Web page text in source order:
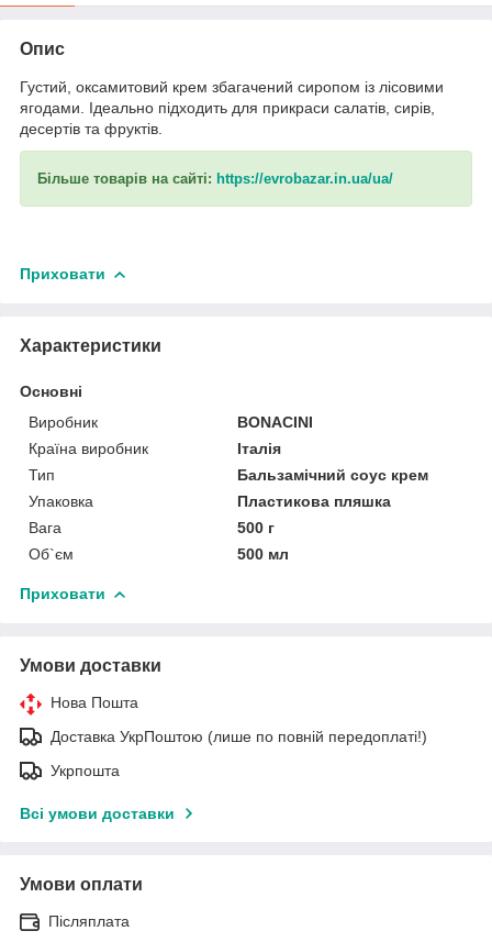
Опис
Густий, оксамитовий крем збагачений сиропом із лісовими
ягодами. Ідеально підходить для прикраси салатів, сирів,
десертів та фруктів.
Більше товарів на сайті: https://evrobazar.in.ua/ua/
Приховати
Характеристики
Основні
Виробник
BONACINI
Країна виробник
Італія
Тип
Бальзамічний соус крем
Упаковка
Пластикова пляшка
Вага
500 г
Об`єм
500 мл
Приховати
Умови доставки
Нова Пошта
Доставка УкрПоштою (лише по повній передоплаті!)
Укрпошта
Всі умови доставки
Умови оплати
Післяплата